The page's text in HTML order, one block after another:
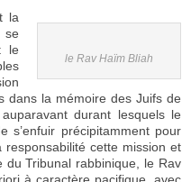
le Rav Haïm Bliah
la
se
le
dans la mémoire des Juifs de
durant lesquels le
s’enfuir précipitamment pour
cette mission et
Tribunal rabbinique, le Rav